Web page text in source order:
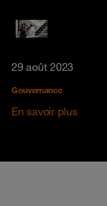
29 août 2023
Gouvernance
En savoir plus